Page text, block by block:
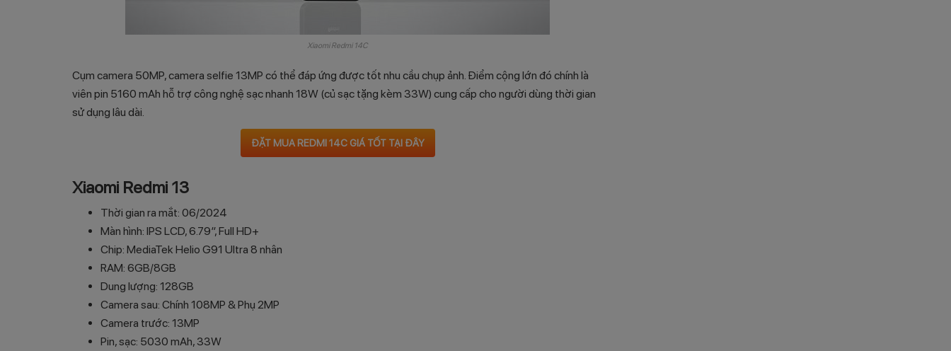
Xiaomi Redmi 14C
Cụm camera 50MP, camera selfie 13MP có thể đáp ứng được tốt nhu cầu chụp ảnh. Điểm cộng lớn đó chính là
viên pin 5160 mAh hỗ trợ công nghệ sạc nhanh 18W (củ sạc tặng kèm 33W) cung cấp cho người dùng thời gian
sử dụng lâu dài.
ĐẶT MUA REDMI 14C GIÁ TỐT TẠI ĐÂY
Xiaomi Redmi 13
Thời gian ra mắt: 06/2024
Màn hình: IPS LCD, 6.79″, Full HD+
Chip: MediaTek Helio G91 Ultra 8 nhân
RAM: 6GB/8GB
Dung lượng: 128GB
Camera sau: Chính 108MP & Phụ 2MP
Camera trước: 13MP
Pin, sạc: 5030 mAh, 33W